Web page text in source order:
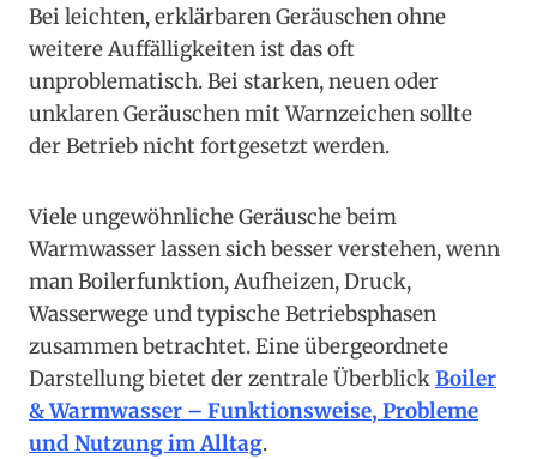
Bei leichten, erklärbaren Geräuschen ohne
weitere Auffälligkeiten ist das oft
unproblematisch. Bei starken, neuen oder
unklaren Geräuschen mit Warnzeichen sollte
der Betrieb nicht fortgesetzt werden.
Viele ungewöhnliche Geräusche beim
Warmwasser lassen sich besser verstehen, wenn
man Boilerfunktion, Aufheizen, Druck,
Wasserwege und typische Betriebsphasen
zusammen betrachtet. Eine übergeordnete
Darstellung bietet der zentrale ÜberblickBoiler
& Warmwasser – Funktionsweise, Probleme
und Nutzung im Alltag.